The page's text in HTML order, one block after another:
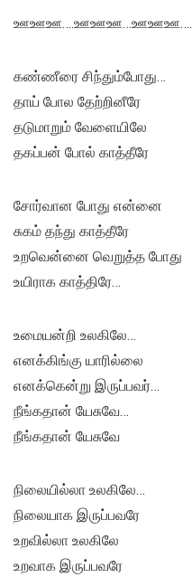
ஊஊஊ….ஊஊஊ…ஊஊஊ….
கண்ணீரை சிந்தும்போது…
தாய் போல தேற்றினீரே
தடுமாறும் வேளையிலே
தகப்பன் போல் காத்தீரே
சோர்வான போது என்னை
சுகம் தந்து காத்தீரே
உறவென்னை வெறுத்த போது
உயிராக காத்திரே…
உமையன்றி உலகிலே…
எனக்கிங்கு யாரில்லை
எனக்கென்று இருப்பவர்…
நீங்கதான் யேசுவே…
நீங்கதான் யேசுவே
நிலையில்லா உலகிலே…
நிலையாக இருப்பவரே
உறவில்லா உலகிலே
உறவாக இருப்பவரே